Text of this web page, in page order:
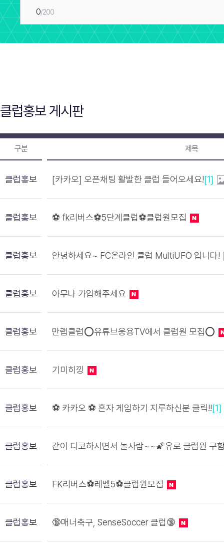
0/200
클럽홍보 게시판
구분 제목
클럽홍보 [카카오] 오픈채팅 활발한 클럽 들어오세요![1]
클럽홍보 ⚽️ fk리버스⚽️5단계클럽⚽️클럽원모집
클럽홍보 안녕하세요~ FC온라인 클럽 MultiUFO 입니다!
클럽홍보 아무나 가입해주세요
클럽홍보 만랩클럽⭕유튜브웅용TV에서 클럽원 모집⭕
클럽홍보 기미히낑
클럽홍보 ⚽️ 카카오 ⚽️ 혼자 게임하기 지루하신분 클릭!![1]
클럽홍보 같이 디코하시면서 놀사람~~🌠유로 클럽원 구
클럽홍보 FK리버스⚽레벨5⚽클럽원모집
클럽홍보 🔞매너축구, SenseSoccer 클럽🔞